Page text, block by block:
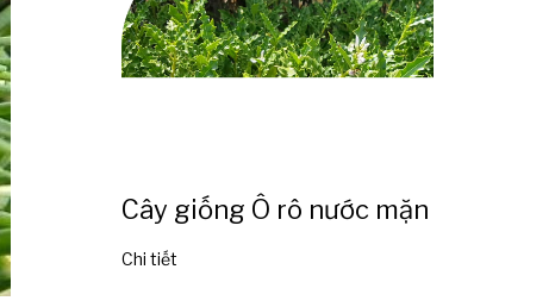
Cây giống Ô rô nước mặn
Chi tiết